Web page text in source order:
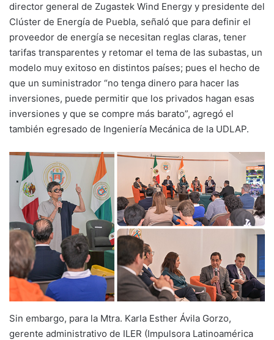
director general de Zugastek Wind Energy y presidente del
Clúster de Energía de Puebla, señaló que para definir el
proveedor de energía se necesitan reglas claras, tener
tarifas transparentes y retomar el tema de las subastas, un
modelo muy exitoso en distintos países; pues el hecho de
que un suministrador “no tenga dinero para hacer las
inversiones, puede permitir que los privados hagan esas
inversiones y que se compre más barato”, agregó el
también egresado de Ingeniería Mecánica de la UDLAP.
Sin embargo, para la Mtra. Karla Esther Ávila Gorzo,
gerente administrativo de ILER (Impulsora Latinoamérica